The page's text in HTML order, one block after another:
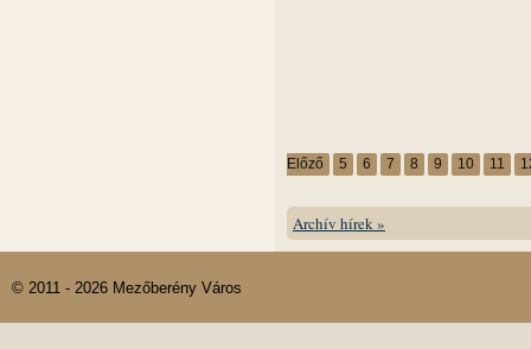
Előző 5 6 7 8 9 10 11
Archív hírek »
© 2011 - 2026 Mezőberény Város